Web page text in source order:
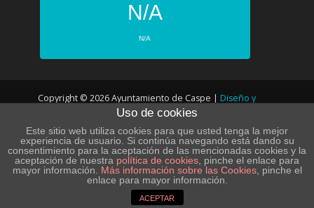
N/A
N/A
N/A N/A
N/A N/A
N/A N/A
Copyright © 2026 Ayuntamiento de Caspe | Diseño y
desarrollo web
POLÍTICA DE PRIVACIDAD – LOPD
POLÍTICA DE COOKIES AVISO LEGAL SITE MAP
Uso de cookies
Este sitio web utiliza cookies para que usted tenga la mejor
experiencia de usuario. Si continúa navegando está dando su
consentimiento para la aceptación de las mencionadas cookies y la
aceptación de nuestra política de cookies , pinche el enlace para
mayor información.
Más información sobre las Cookies, pinche el
enlace para mayor información.
ACEPTAR